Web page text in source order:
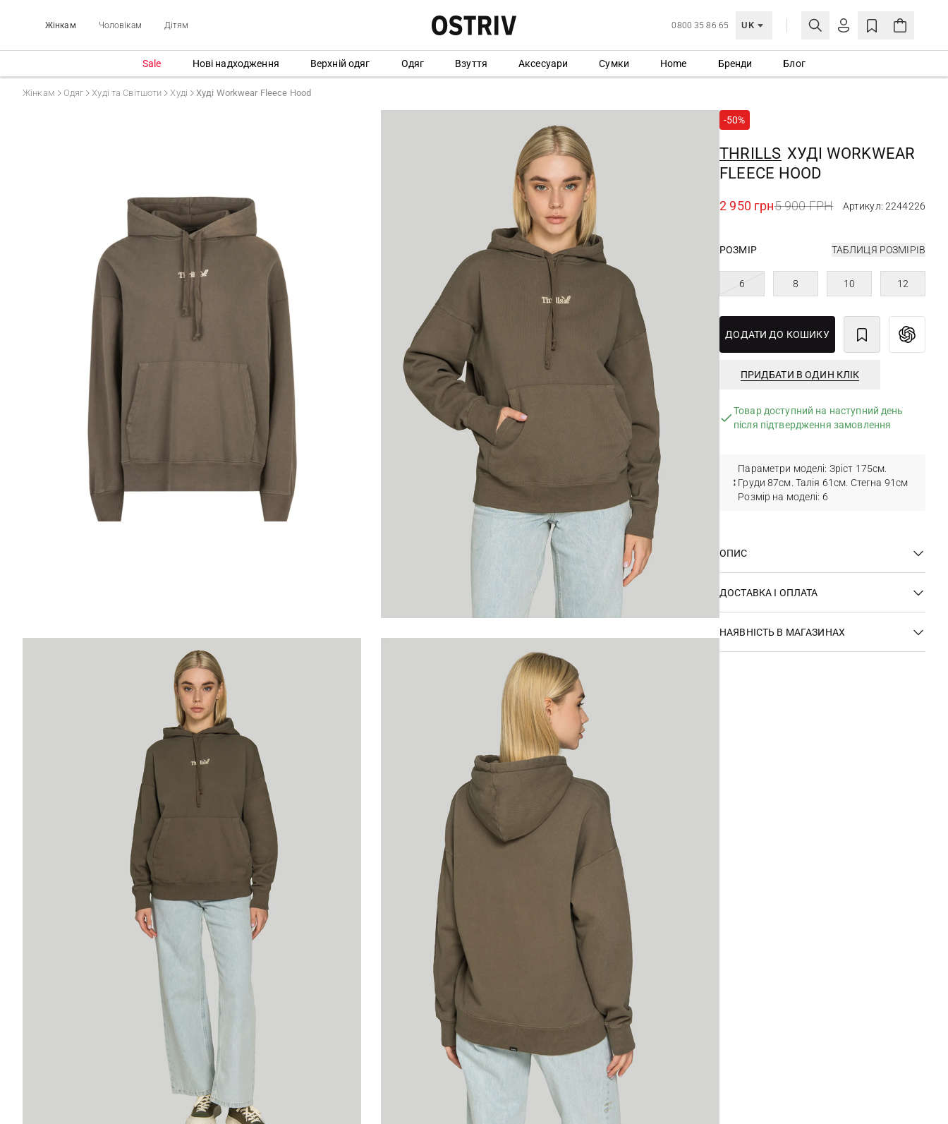
Жінкам Чоловікам Дітям 0800 35 86 65 UK
МОЯ ОБЛІКІВКА
СТВОРИТИ ОБЛІКІВКУ
Sale Нові надходження Верхній одяг Одяг Взуття Аксесуари Сумки Home Бренди Блог
Жінкам Одяг Худі та Світшоти Худі Худі Workwear Fleece Hood
-50%
THRILLS ХУДІ WORKWEAR
FLEECE HOOD
2 950 грн5 900 ГРН Артикул: 2244226
РОЗМІР ТАБЛИЦЯ РОЗМІРІВ
6 8 10 12
ДОДАТИ ДО КОШИКУ
ПРИДБАТИ В ОДИН КЛІК
Товар доступний на наступний день
після підтвердження замовлення
Параметри моделі: Зріст 175см.
Груди 87см. Талія 61см. Стегна 91см
Розмір на моделі: 6
ОПИС
ДОСТАВКА І ОПЛАТА
НАЯВНІСТЬ В МАГАЗИНАХ